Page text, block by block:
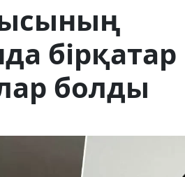
бірқатар
болды